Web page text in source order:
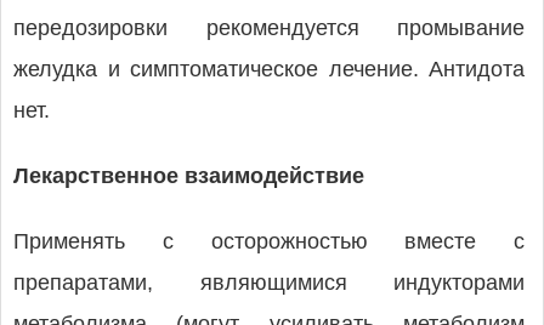
передозировки рекомендуется промывание
желудка и симптоматическое лечение. Антидота
нет.
Лекарственное взаимодействие
Применять с осторожностью вместе с
препаратами, являющимися индукторами